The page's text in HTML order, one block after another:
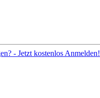
- Jetzt kostenlos Anmelden!